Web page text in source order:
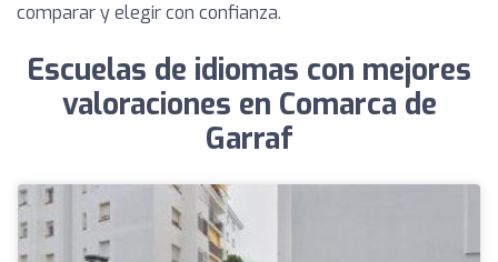
comparar y elegir con confianza.
Escuelas de idiomas con mejores
valoraciones en Comarca de
Garraf